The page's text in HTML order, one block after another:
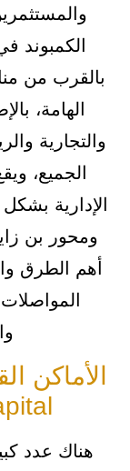
الكمبوند
بالقرب من
الهامة،
والتجارية
الجميع،
الإدارية
ومحور بن
أهم الطرق
هناك عدد